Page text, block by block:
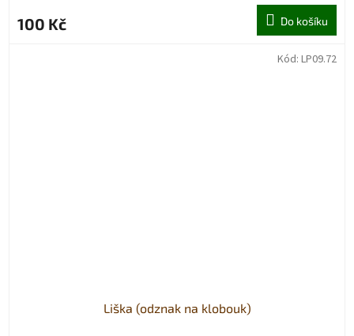
100 Kč Do košíku
Liška (odznak na klobouk)
Kód: LP09.72